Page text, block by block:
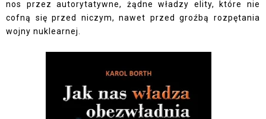
nos przez autorytatywne, żądne władzy elity, które nie
cofną się przed niczym, nawet przed groźbą rozpętania
wojny nuklearnej.